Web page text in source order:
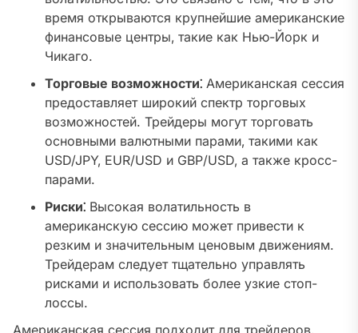
время открываются крупнейшие американские
финансовые центры‚ такие как Нью-Йорк и
Чикаго.
Торговые возможности⁚ Американская сессия
предоставляет широкий спектр торговых
возможностей. Трейдеры могут торговать
основными валютными парами‚ такими как
USD/JPY‚ EUR/USD и GBP/USD‚ а также кросс-
парами.
Риски⁚ Высокая волатильность в
американскую сессию может привести к
резким и значительным ценовым движениям.
Трейдерам следует тщательно управлять
рисками и использовать более узкие стоп-
лоссы.